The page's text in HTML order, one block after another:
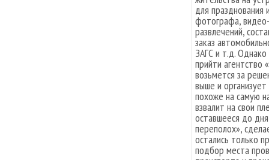
для
фотографа,
развлечений,
заказ
ЗАГС и т.д.
прийти
возьмется за
выше и
похоже на самую
взвалит на свои
оставшееся до
переполох»,
остались только
подбор места